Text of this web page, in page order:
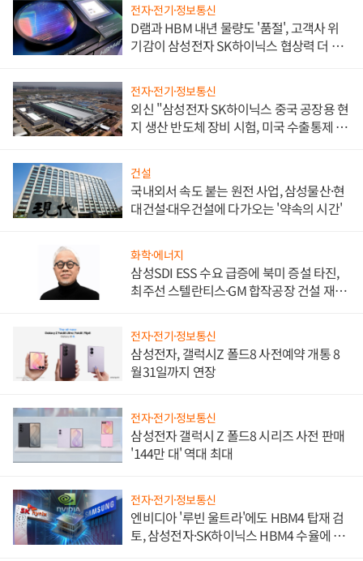
전자·전기·정보통신
D램과 HBM 내년 물량도 '품절', 고객사 위
기감이 삼성전자 SK하이닉스 협상력 더 키
전자·전기·정보통신
외신 "삼성전자 SK하이닉스 중국 공장용 현
지 생산 반도체 장비 시험, 미국 수출통제 대
건설
국내외서 속도 붙는 원전 사업, 삼성물산·현
대건설·대우건설에 다가오는 '약속의 시간'
화학·에너지
삼성SDI ESS 수요 급증에 북미 증설 타진,
최주선 스텔란티스·GM 합작공장 건설 재추
전자·전기·정보통신
삼성전자, 갤럭시Z 폴드8 사전예약 개통 8
월31일까지 연장
전자·전기·정보통신
삼성전자 갤럭시 Z 폴드8 시리즈 사전 판매
'144만 대' 역대 최대
전자·전기·정보통신
엔비디아 '루빈 울트라'에도 HBM4 탑재 검
토, 삼성전자·SK하이닉스 HBM4 수율에 주